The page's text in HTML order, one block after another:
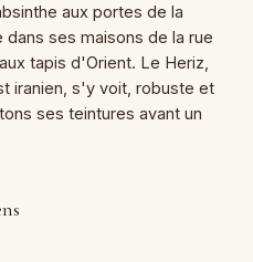
aux portes de la
dans ses maisons de la rue
tapis d'Orient. Le Heriz,
iranien, s'y voit, robuste et
ses teintures avant un